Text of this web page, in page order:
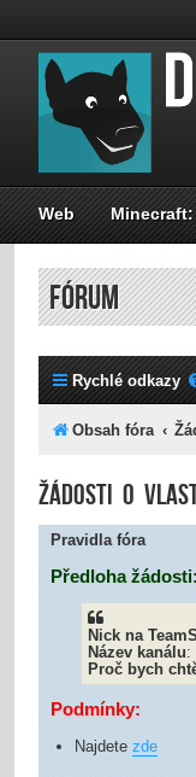
Web
FÓRUM
Rychlé odkazy
Obsah fóra
Žádosti o
Pravidla fóra
Předloha žádosti:
Nick na
Název kanálu:
Proč bych
Podmínky:
Najdete zde